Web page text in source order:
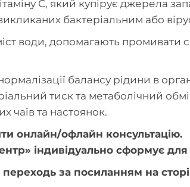
С, який купірує джерела
бактеріальним або
води, допомагають промивати
балансу рідини в
тиск та метаболічний
чаїв та настоянок.
онлайн/офлайн консультацію.
індивідуально сформує для
за посиланням на